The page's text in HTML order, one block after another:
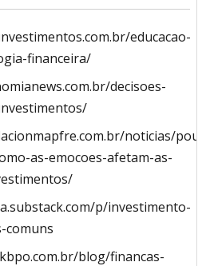
educacao-
financeira/
decisoes-
noticias/
as-emocoes-afetam-as-
p/investimento-
comuns
blog/financas-